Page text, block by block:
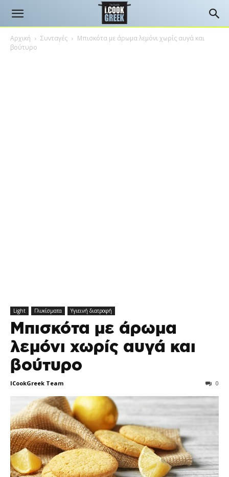
Αρχική Συνταγές
Μπισκότα με άρωμα λεμόνι χωρίς αυγά και
βούτυρο
Light Γλυκίσματα Υγιεινή διατροφή
Μπισκότα με άρωμα
λεμόνι χωρίς αυγά και
βούτυρο
ICookGreek Team 0